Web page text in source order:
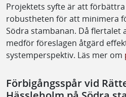
Projektets syfte är att
robustheten för att minimera
Södra stambanan. Då flertalet
medför föreslagen åtgärd
systemperspektiv. Läs mer om
Förbigångsspår vid